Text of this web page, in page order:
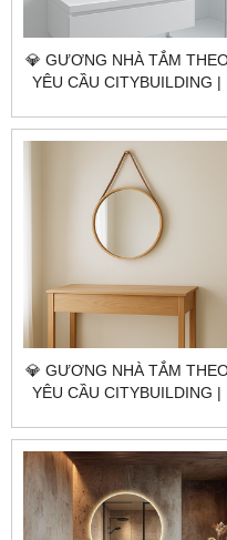
💎 GƯƠNG NHÀ TẮM
YÊU CẦU CITYBUILDING |
GIÁ GƯƠNG NHÀ TẮM XÃ
LONG HẢI TP.HCM
💎 GƯƠNG NHÀ TẮM
YÊU CẦU CITYBUILDING |
GIÁ GƯƠNG NHÀ TẮM XÃ
BÌNH CHÂU TP.HCM